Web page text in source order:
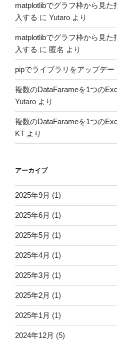
matplotlibでグラフ枠から見
入する に Yutaro より
matplotlibでグラフ枠から見
入する に 匿名 より
pipでライブラリをアップデー
複数のDataFarameを1つの
Yutaro より
複数のDataFarameを1つの
KT より
アーカイブ
2025年9月 (1)
2025年6月 (1)
2025年5月 (1)
2025年4月 (1)
2025年3月 (1)
2025年2月 (1)
2025年1月 (1)
2024年12月 (5)